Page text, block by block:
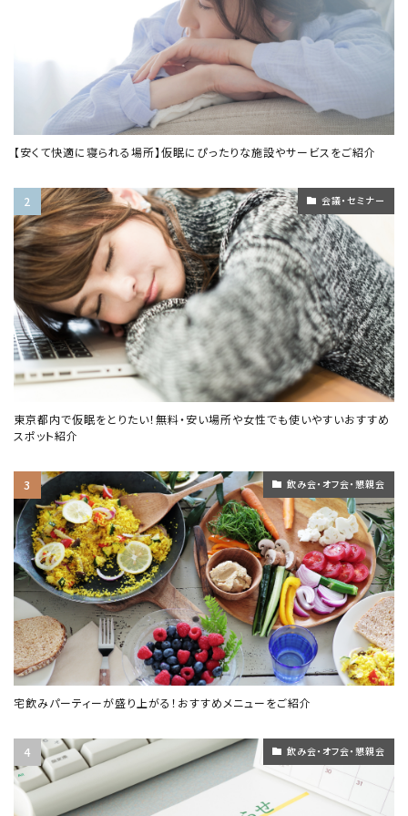
【安くて快適に寝られる場所】仮眠にぴったりな施設やサービスをご紹介
会議・セミナー
東京都内で仮眠をとりたい！無料・安い場所や女性でも使いやすいおすすめ
スポット紹介
飲み会・オフ会・懇親会
宅飲みパーティーが盛り上がる！おすすめメニューをご紹介
飲み会・オフ会・懇親会